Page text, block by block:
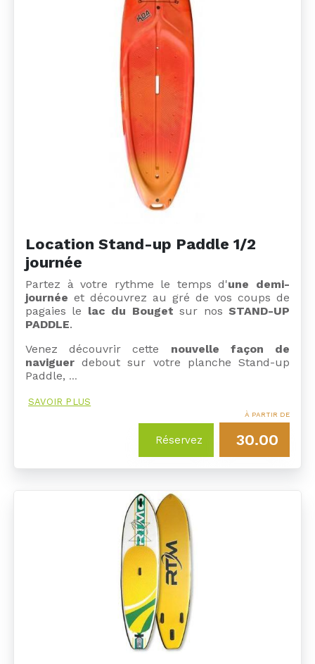
Location Stand-up Paddle 1/2
journée
Partez à votre rythme le temps d'une demi-
journée et découvrez au gré de vos coups de
pagaies le lac du Bouget sur nos STAND-UP
PADDLE.
Venez découvrir cette nouvelle façon de
naviguer debout sur votre planche Stand-up
Paddle, …
SAVOIR PLUS
Réservez
À PARTIR DE
30.00